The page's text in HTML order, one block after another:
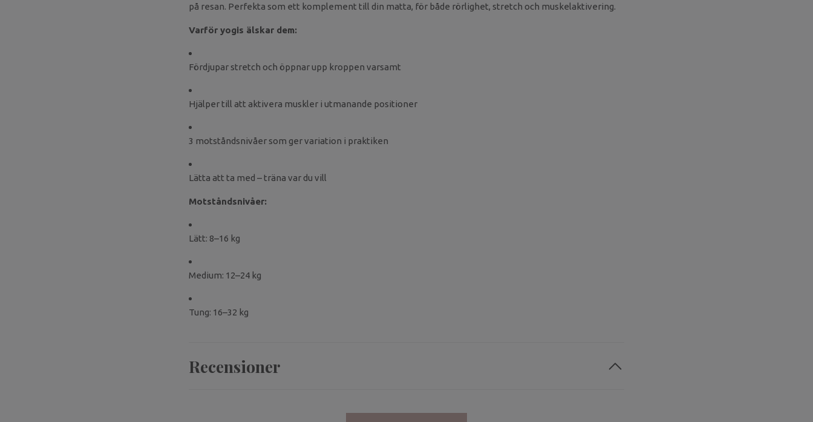
på resan. Perfekta som ett komplement till din matta, för både rörlighet, stretch och muskelaktivering.
Varför yogis älskar dem:
Fördjupar stretch och öppnar upp kroppen varsamt
Hjälper till att aktivera muskler i utmanande positioner
3 motståndsnivåer som ger variation i praktiken
Lätta att ta med – träna var du vill
Motståndsnivåer:
Lätt: 8–16 kg
Medium: 12–24 kg
Tung: 16–32 kg
Recensioner